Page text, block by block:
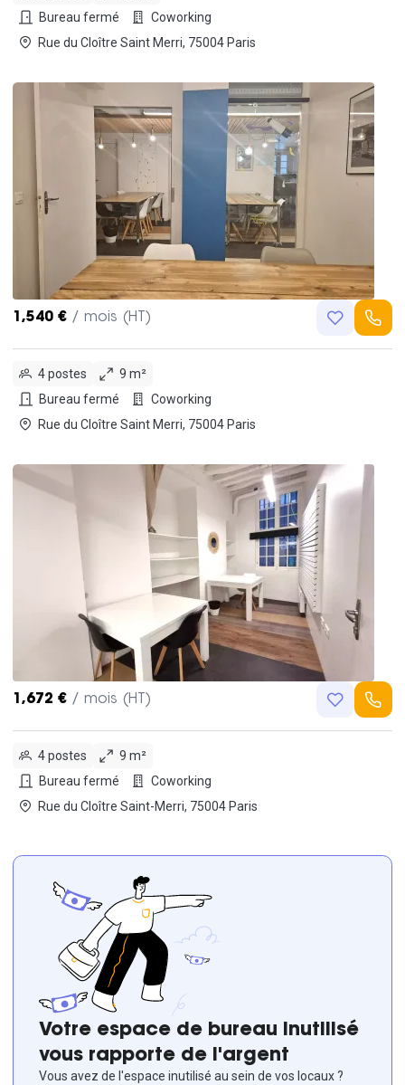
Bureau fermé
Coworking
Rue du Cloître Saint Merri, 75004 Paris
1,540 € / mois (HT)
4 postes
9 m²
Bureau fermé
Coworking
Rue du Cloître Saint Merri, 75004 Paris
1,672 € / mois (HT)
4 postes
9 m²
Bureau fermé
Coworking
Rue du Cloître Saint-Merri, 75004 Paris
Votre espace de bureau inutilisé
vous rapporte de l'argent
Vous avez de l'espace inutilisé au sein de vos locaux ?